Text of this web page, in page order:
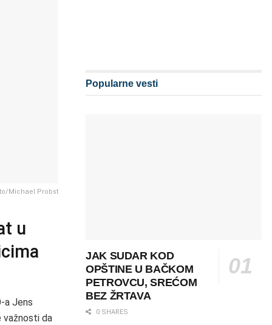
Michael Probst
u
a Jens
važnosti da
Popularne vesti
JAK SUDAR KOD
OPŠTINE U BAČKOM
PETROVCU, SREĆOM
BEZ ŽRTAVA
0 SHARES